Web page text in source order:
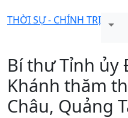
THỜI SỰ - CHÍNH TRỊ
Bí thư Tỉnh ủy
Khánh thăm
Châu, Quảng